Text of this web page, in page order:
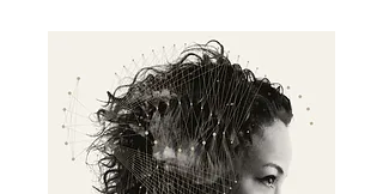
Nous contacter